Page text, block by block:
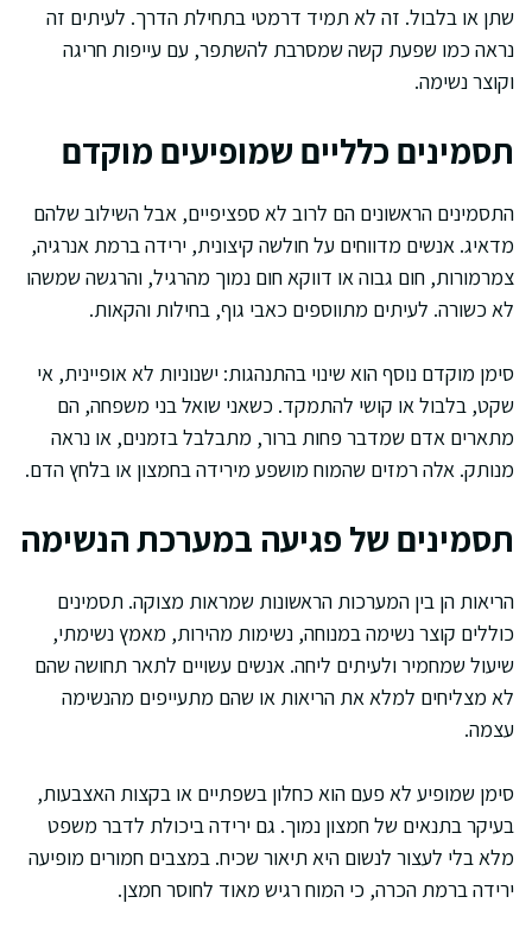
שתן או בלבול. זה לא תמיד דרמטי בתחילת הדרך. לעיתים זה
נראה כמו שפעת קשה שמסרבת להשתפר, עם עייפות חריגה
וקוצר נשימה.
תסמינים כלליים שמופיעים מוקדם
התסמינים הראשונים הם לרוב לא ספציפיים, אבל השילוב שלהם
מדאיג. אנשים מדווחים על חולשה קיצונית, ירידה ברמת אנרגיה,
צמרמורות, חום גבוה או דווקא חום נמוך מהרגיל, והרגשה שמשהו
לא כשורה. לעיתים מתווספים כאבי גוף, בחילות והקאות.
סימן מוקדם נוסף הוא שינוי בהתנהגות: ישנוניות לא אופיינית, אי
שקט, בלבול או קושי להתמקד. כשאני שואל בני משפחה, הם
מתארים אדם שמדבר פחות ברור, מתבלבל בזמנים, או נראה
מנותק. אלה רמזים שהמוח מושפע מירידה בחמצון או בלחץ הדם.
תסמינים של פגיעה במערכת הנשימה
הריאות הן בין המערכות הראשונות שמראות מצוקה. תסמינים
כוללים קוצר נשימה במנוחה, נשימות מהירות, מאמץ נשימתי,
שיעול שמחמיר ולעיתים ליחה. אנשים עשויים לתאר תחושה שהם
לא מצליחים למלא את הריאות או שהם מתעייפים מהנשימה
עצמה.
סימן שמופיע לא פעם הוא כחלון בשפתיים או בקצות האצבעות,
בעיקר בתנאים של חמצון נמוך. גם ירידה ביכולת לדבר משפט
מלא בלי לעצור לנשום היא תיאור שכיח. במצבים חמורים מופיעה
ירידה ברמת הכרה, כי המוח רגיש מאוד לחוסר חמצן.